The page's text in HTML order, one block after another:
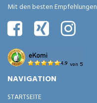
Mit den besten Empfehlungen
NAVIGATION
STARTSEITE